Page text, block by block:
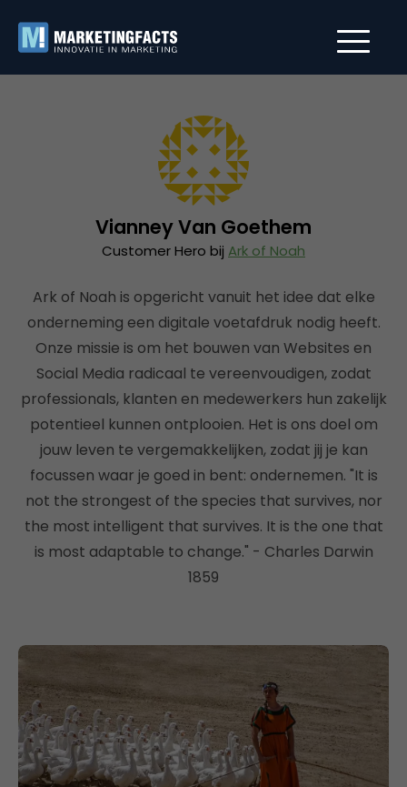
Vianney Van Goethem
Customer Hero bij Ark of Noah
Ark of Noah is opgericht vanuit het idee dat elke
onderneming een digitale voetafdruk nodig heeft.
Onze missie is om het bouwen van Websites en
Social Media radicaal te vereenvoudigen, zodat
professionals, klanten en medewerkers hun zakelijk
potentieel kunnen ontplooien. Het is ons doel om
jouw leven te vergemakkelijken, zodat jij je kan
focussen waar je goed in bent: ondernemen. "It is
not the strongest of the species that survives, nor
the most intelligent that survives. It is the one that
is most adaptable to change." - Charles Darwin
1859